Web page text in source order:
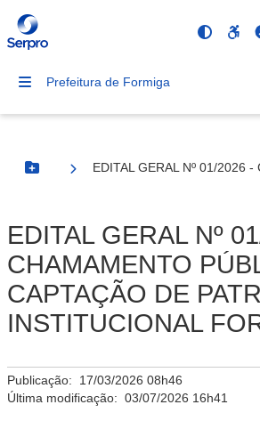
Prefeitura de Formiga
Botão Menu
EDITAL GERAL Nº 01/2026
EDITAL GERAL Nº
CHAMAMENTO
CAPTAÇÃO DE
INSTITUCIONAL
Publicação: 17/03/2026 08h46
Última modificação: 03/07/2026 16h41